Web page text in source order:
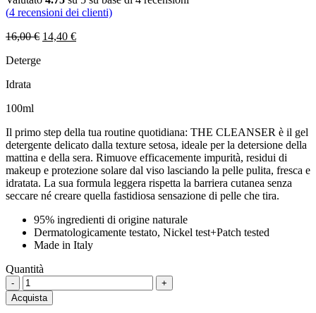
(4 recensioni dei clienti)
16,00€ 14,40 €
Deterge
Idrata
100ml
Il primo step della tua routine quotidiana: THE CLEANSER è il gel
detergente delicato dalla texture setosa, ideale per la detersione della
mattina e della sera. Rimuove efficacemente impurità, residui di
makeup e protezione solare dal viso lasciando la pelle pulita, fresca e
idratata. La sua formula leggera rispetta la barriera cutanea senza
seccare né creare quella fastidiosa sensazione di pelle che tira.
95% ingredienti di origine naturale
Dermatologicamente testato, Nickel test+Patch tested
Made in Italy
Quantità
-
DETERGENTE
VISO
-
+
Acquista